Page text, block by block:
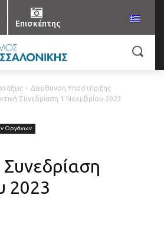
Επισκέπτης
Διεύθυνση Υποστήριξης
Συνεδρίαση 1 Νοεμβρίου 2023
Οργάνων
Συνεδρίαση
2023